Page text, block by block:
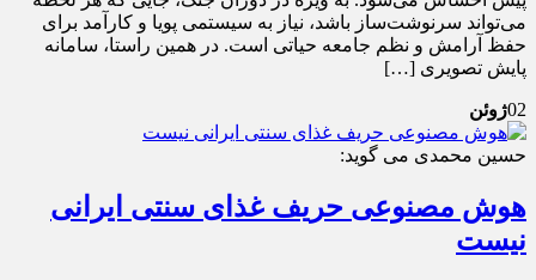
می‌تواند سرنوشت‌ساز باشد، نیاز به سیستمی پویا و کارآمد برای
حفظ آرامش و نظم جامعه حیاتی است. در همین راستا، سامانه
پایش تصویری […]
02ژوئن
حسین محمدی می گوید:
هوش مصنوعی حریف غذای سنتی ایرانی
نیست